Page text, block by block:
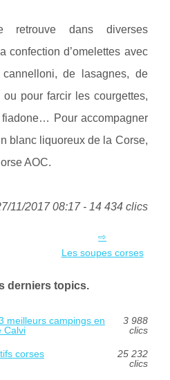
retrouve dans diverses
confection d’omelettes avec
de lasagnes, de
pour farcir les courgettes,
fiadone… Pour accompagner
blanc liquoreux de la Corse,
AOC.
11/2017 08:17 - 14 434 clics
Les soupes corses
derniers topics.
meilleurs campings en
Calvi
3 988
clics
corses
25 232
clics